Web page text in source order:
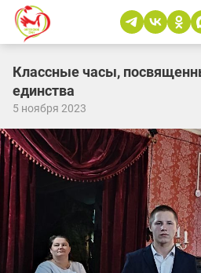
Классные часы,
единства
5 ноября 2023